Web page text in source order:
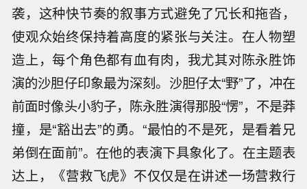
袭，这种快节奏的叙事方式避免了冗长和拖沓，
使观众始终保持着高度的紧张与关注。在人物塑
造上，每个角色都有血有肉，我尤其对陈永胜饰
演的沙胆仔印象最为深刻。沙胆仔太“野”了，冲在
前面时像头小豹子，陈永胜演得那股“愣”，不是莽
撞，是“豁出去”的勇。“最怕的不是死，是看着兄
弟倒在面前”。在他的表演下具象化了。在主题表
达上，《营救飞虎》不仅仅是在讲述一场营救行